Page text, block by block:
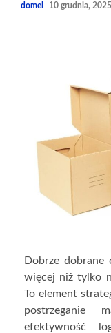
domel 10 grudnia, 2025
Dobrze dobrane
więcej niż tylko
To element
postrzeganie
efektywność